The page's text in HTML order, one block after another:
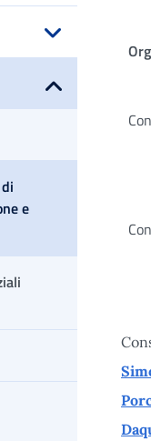
e